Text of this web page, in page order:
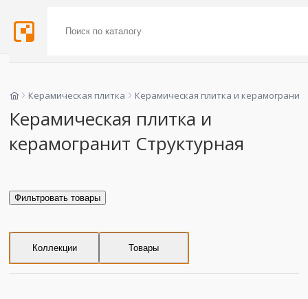
Керамическая плитка Керамическая плитка и керамогранит
Керамическая плитка и
керамогранит Структурная
Фильтровать товары
Коллекции Товары